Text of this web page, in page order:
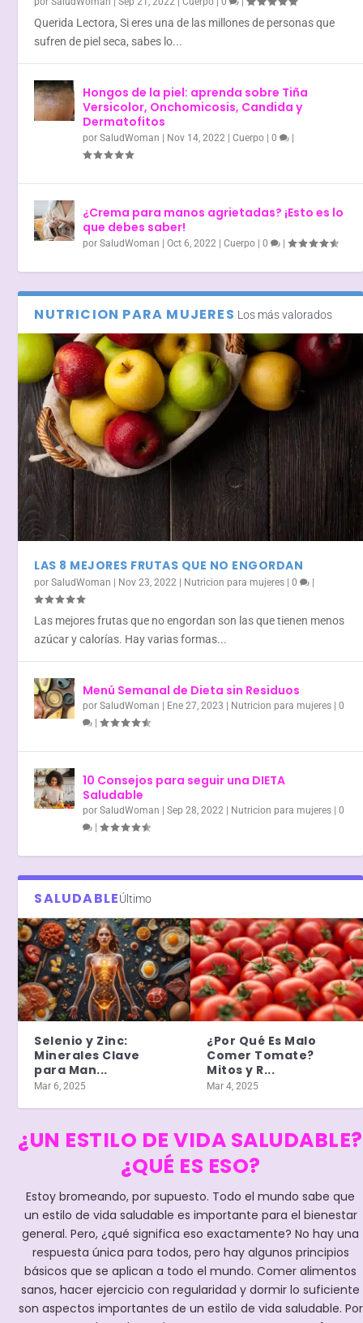
Querida Lectora, Si eres una de las millones de personas que
sufren de piel seca, sabes lo...
Hongos de la piel: aprenda sobre Tiña
Versicolor, Onchomicosis, Candida y
Dermatofitos
porSaludWoman Nov 14, 2022 |Cuerpo |0
¿Crema para manos agrietadas? ¡Esto es lo
que debes saber!
porSaludWoman |Oct 6, 2022 |Cuerpo |0 |
NUTRICION PARA MUJERES Los más valorados
LAS 8 MEJORES FRUTAS QUE NO ENGORDAN
porSaludWoman | Nov 23, 2022 | Nutricion para mujeres |0 |
Las mejores frutas que no engordan son las que tienen menos
azúcar y calorías. Hay varias formas...
Menú Semanal de Dieta sin Residuos
porSaludWoman | Ene 27, 2023 | Nutricion para mujeres |0
|
10 Consejos para seguir una DIETA
Saludable
porSaludWoman |Sep 28, 2022 | Nutricion para mujeres |0
|
SALUDABLEÚltimo
Selenio y Zinc:
Minerales Clave
para Man...
Mar 6, 2025
¿Por Qué Es Malo
Comer Tomate?
Mitos y R...
Mar 4, 2025
¿UN ESTILO DE VIDA SALUDABLE?
¿QUÉ ES ESO?
Estoy bromeando, por supuesto. Todo el mundo sabe que
un estilo de vida saludable es importante para el bienestar
general. Pero, ¿qué significa eso exactamente? No hay una
respuesta única para todos, pero hay algunos principios
básicos que se aplican a todo el mundo. Comer alimentos
sanos, hacer ejercicio con regularidad y dormir lo suficiente
son aspectos importantes de un estilo de vida saludable. Por